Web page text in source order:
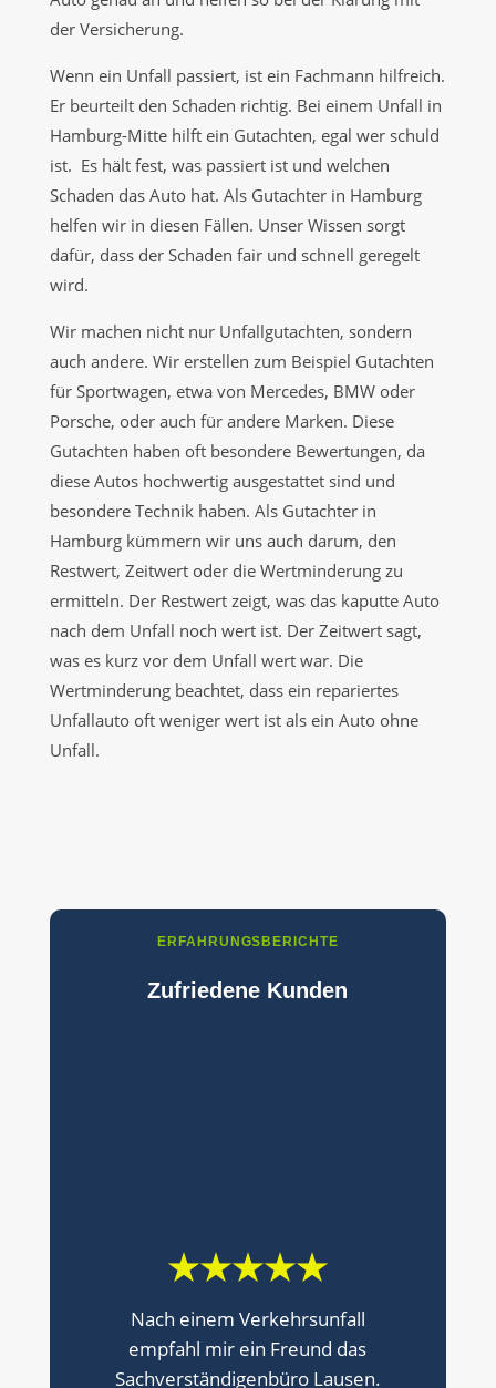
der Versicherung.
Wenn ein Unfall passiert, ist ein Fachmann hilfreich.
Er beurteilt den Schaden richtig. Bei einem Unfall in
Hamburg-Mitte hilft ein Gutachten, egal wer schuld
ist. Es hält fest, was passiert ist und welchen
Schaden das Auto hat. Als Gutachter in Hamburg
helfen wir in diesen Fällen. Unser Wissen sorgt
dafür, dass der Schaden fair und schnell geregelt
wird.
Wir machen nicht nur Unfallgutachten, sondern
auch andere. Wir erstellen zum Beispiel Gutachten
für Sportwagen, etwa von Mercedes, BMW oder
Porsche, oder auch für andere Marken. Diese
Gutachten haben oft besondere Bewertungen, da
diese Autos hochwertig ausgestattet sind und
besondere Technik haben. Als Gutachter in
Hamburg kümmern wir uns auch darum, den
Restwert, Zeitwert oder die Wertminderung zu
ermitteln. Der Restwert zeigt, was das kaputte Auto
nach dem Unfall noch wert ist. Der Zeitwert sagt,
was es kurz vor dem Unfall wert war. Die
Wertminderung beachtet, dass ein repariertes
Unfallauto oft weniger wert ist als ein Auto ohne
Unfall.
ERFAHRUNGSBERICHTE
Zufriedene Kunden
Versicherung bemängelte nur
als zwei Prozent Abweichung
vom Gutachten.